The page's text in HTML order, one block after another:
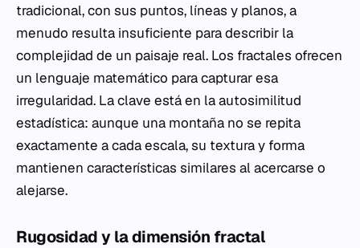
tradicional, con sus puntos, líneas y planos, a
menudo resulta insuficiente para describir la
complejidad de un paisaje real. Los fractales ofrecen
un lenguaje matemático para capturar esa
irregularidad. La clave está en la autosimilitud
estadística: aunque una montaña no se repita
exactamente a cada escala, su textura y forma
mantienen características similares al acercarse o
alejarse.
Rugosidad y la dimensión fractal